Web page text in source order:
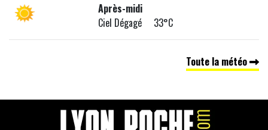
Après-midi
Ciel Dégagé 33°C
Toute la météo